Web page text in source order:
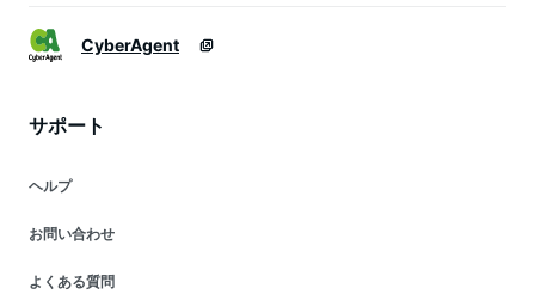
CyberAgent
サポート
ヘルプ
お問い合わせ
よくある質問